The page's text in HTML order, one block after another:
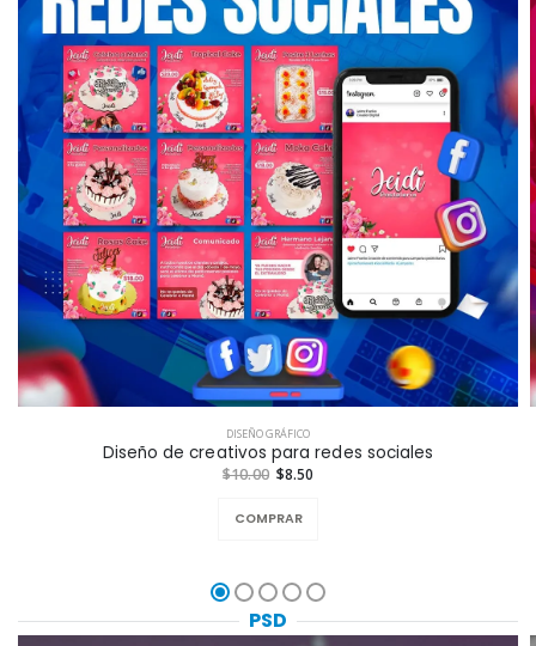
DISEÑO GRÁFICO
Diseño de creativos para redes sociales
$10.00 $8.50
COMPRAR
PSD